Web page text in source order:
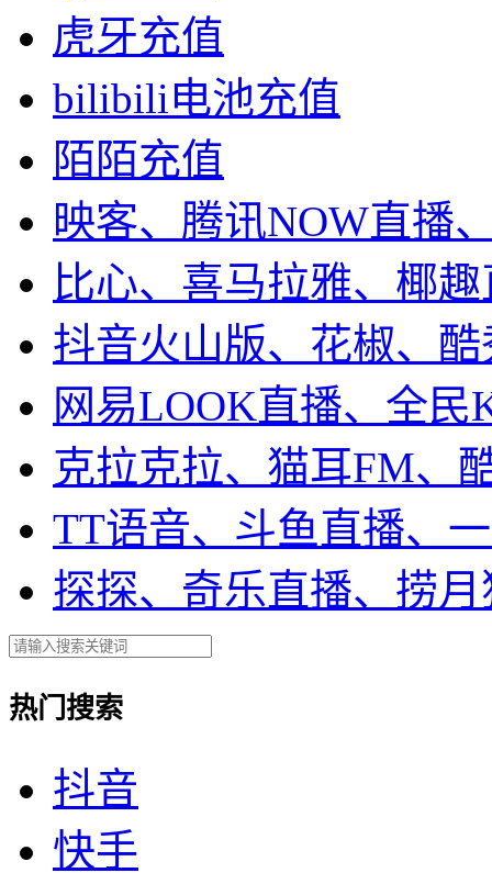
虎牙充值
bilibili电池充值
陌陌充值
映客、腾讯NOW直播
比心、喜马拉雅、椰
抖音火山版、花椒、
网易LOOK直播、全民
克拉克拉、猫耳FM、
TT语音、斗鱼直播、
探探、奇乐直播、捞月
热门搜索
抖音
快手